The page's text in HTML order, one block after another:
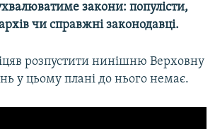
закони: популісти,
чи справжні законодавці.
розпустити нинішню Верховну
у цьому плані до нього немає.